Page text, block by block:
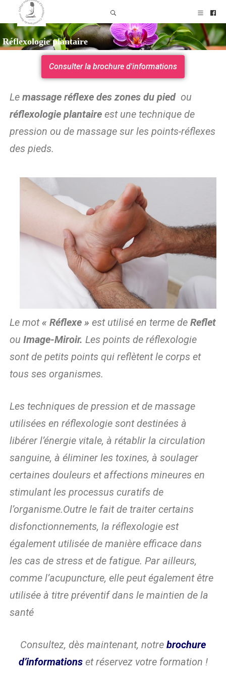
Réflexologie plantaire
Consulter la brochure d'informations
Le massage réflexe des zones du piedou
réflexologie plantaire est une technique de
pression ou de massage sur les points-réflexes
des pieds.
Le mot« Réflexe » est utilisé en terme de Reflet
ou Image-Miroir. Les points de réflexologie
sont de petits points qui reflètent le corps et
tous ses organismes.
Les techniques de pression et de massage
utilisées en réflexologie sont destinées à
libérer l’énergie vitale, à rétablir la circulation
sanguine, à éliminer les toxines, à soulager
certaines douleurs et affections mineures en
stimulant les processus curatifs de
l’organisme.Outre le fait de traiter certains
disfonctionnements, la réflexologie est
également utilisée de manière efficace dans
les cas de stress et de fatigue. Par ailleurs,
comme l’acupuncture, elle peut également être
utilisée à titre préventif dans le maintien de la
santé
Consultez, dès maintenant, notre brochure
d’informationset réservez votre formation !